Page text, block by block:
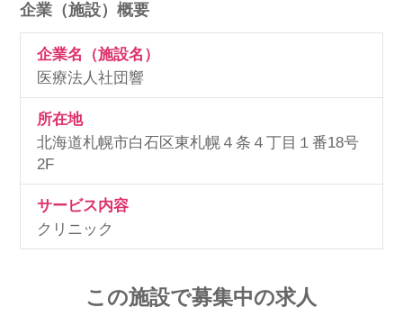
企業（施設）概要
企業名（施設名）
医療法人社団響
所在地
北海道札幌市白石区東札幌４条４丁目１番18号
2F
サービス内容
クリニック
この施設で募集中の求人